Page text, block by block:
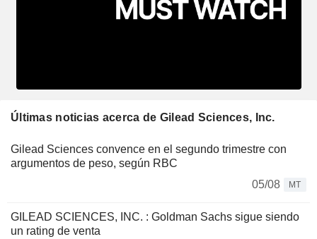
Últimas noticias acerca de Gilead Sciences, Inc.
Gilead Sciences convence en el segundo trimestre con
argumentos de peso, según RBC
05/08
MT
GILEAD SCIENCES, INC. : Goldman Sachs sigue siendo
un rating de venta